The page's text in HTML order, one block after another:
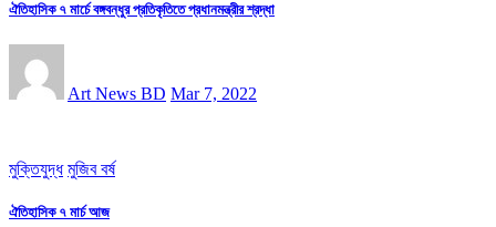
ঐতিহাসিক ৭ মার্চে বঙ্গবন্ধুর প্রতিকৃতিতে প্রধানমন্ত্রীর শ্রদ্ধা
Art News BD Mar 7, 2022
মুক্তিযুদ্ধ মুজিব বর্ষ
ঐতিহাসিক ৭ মার্চ আজ